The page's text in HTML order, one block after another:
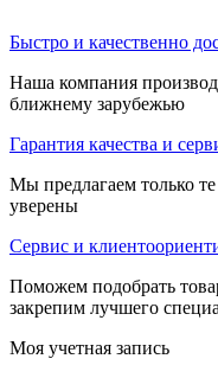
Быстро и качественно
Наша компания
ближнему зарубежью
Гарантия качества и
Мы предлагаем только
уверены
Сервис и
Поможем подобрать
закрепим лучшего
Моя учетная запись